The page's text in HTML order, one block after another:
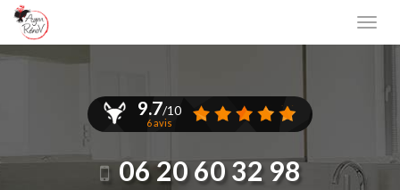
Aller
contenu
9.7/10
6 avis
06 20 60 32 98